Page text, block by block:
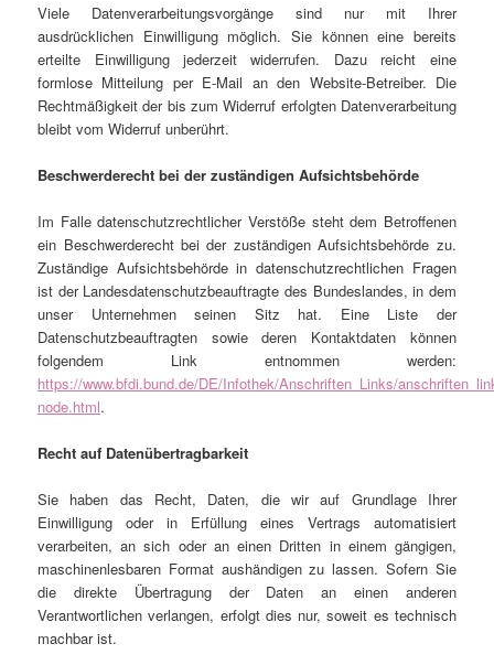
Viele Datenverarbeitungsvorgänge sind nur mit Ihrer
ausdrücklichen Einwilligung möglich. Sie können eine bereits
erteilte Einwilligung jederzeit widerrufen. Dazu reicht eine
formlose Mitteilung per E-Mail an den Website-Betreiber. Die
Rechtmäßigkeit der bis zum Widerruf erfolgten Datenverarbeitung
bleibt vom Widerruf unberührt.
Beschwerderecht bei der zuständigen Aufsichtsbehörde
Im Falle datenschutzrechtlicher Verstöße steht dem Betroffenen
ein Beschwerderecht bei der zuständigen Aufsichtsbehörde zu.
Zuständige Aufsichtsbehörde in datenschutzrechtlichen Fragen
ist der Landesdatenschutzbeauftragte des Bundeslandes, in dem
unser Unternehmen seinen Sitz hat. Eine Liste der
Datenschutzbeauftragten sowie deren Kontaktdaten können
folgendem Link entnommen werden:
https://www.bfdi.bund.de/DE/Infothek/Anschriften_Links/
node.html.
Recht auf Datenübertragbarkeit
Sie haben das Recht, Daten, die wir auf Grundlage Ihrer
Einwilligung oder in Erfüllung eines Vertrags automatisiert
verarbeiten, an sich oder an einen Dritten in einem gängigen,
maschinenlesbaren Format aushändigen zu lassen. Sofern Sie
die direkte Übertragung der Daten an einen anderen
Verantwortlichen verlangen, erfolgt dies nur, soweit es technisch
machbar ist.